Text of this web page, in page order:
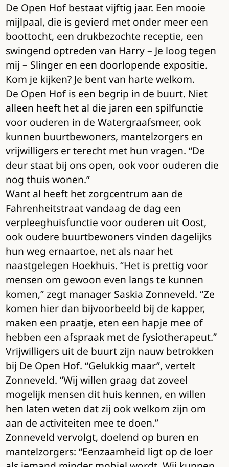
De Open Hof bestaat vijftig jaar. Een mooie
mijlpaal, die is gevierd met onder meer een
boottocht, een drukbezochte receptie, een
swingend optreden van Harry – Je loog tegen
mij – Slinger en een doorlopende expositie.
Kom je kijken? Je bent van harte welkom.
De Open Hof is een begrip in de buurt. Niet
alleen heeft het al die jaren een spilfunctie
voor ouderen in de Watergraafsmeer, ook
kunnen buurtbewoners, mantelzorgers en
vrijwilligers er terecht met hun vragen. “De
deur staat bij ons open, ook voor ouderen die
nog thuis wonen.”
Want al heeft het zorgcentrum aan de
Fahrenheitstraat vandaag de dag een
verpleeghuisfunctie voor ouderen uit Oost,
ook oudere buurtbewoners vinden dagelijks
hun weg ernaartoe, net als naar het
naastgelegen Hoekhuis. “Het is prettig voor
mensen om gewoon even langs te kunnen
komen,” zegt manager Saskia Zonneveld. “Ze
komen hier dan bijvoorbeeld bij de kapper,
maken een praatje, eten een hapje mee of
hebben een afspraak met de fysiotherapeut.”
Vrijwilligers uit de buurt zijn nauw betrokken
bij De Open Hof. “Gelukkig maar”, vertelt
Zonneveld. “Wij willen graag dat zoveel
mogelijk mensen dit huis kennen, en willen
hen laten weten dat zij ook welkom zijn om
aan de activiteiten mee te doen.”
Zonneveld vervolgt, doelend op buren en
mantelzorgers: “Eenzaamheid ligt op de loer